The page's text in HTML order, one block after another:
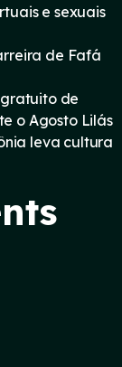
e sexuais
de Fafá
de
o Agosto Lilás
leva cultura